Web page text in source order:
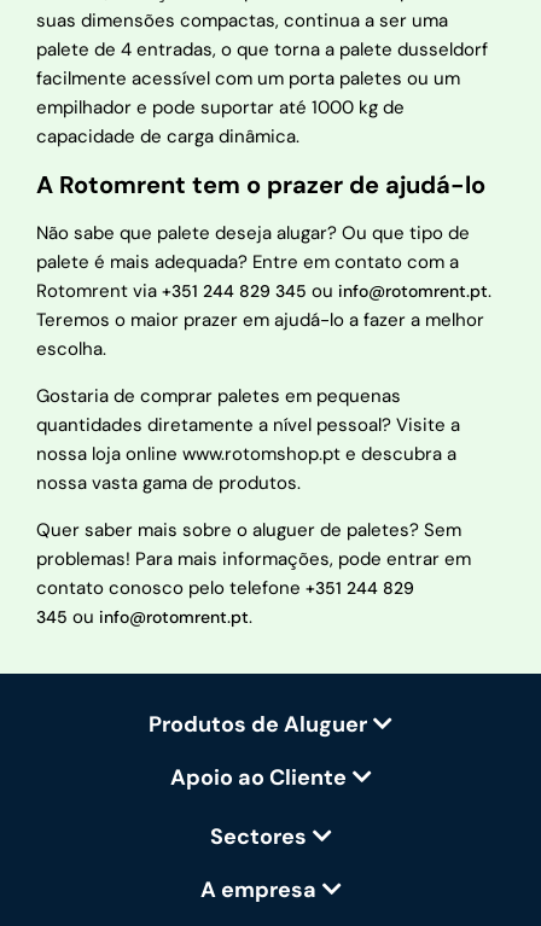
suas dimensões compactas, continua a ser uma
palete de 4 entradas, o que torna a palete dusseldorf
facilmente acessível com um porta paletes ou um
empilhador e pode suportar até 1000 kg de
capacidade de carga dinâmica.
A Rotomrent tem o prazer de ajudá-lo
Não sabe que palete deseja alugar? Ou que tipo de
palete é mais adequada? Entre em contato com a
Rotomrent via +351 244 829 345 ou info@rotomrent.pt.
Teremos o maior prazer em ajudá-lo a fazer a melhor
escolha.
Gostaria de comprar paletes em pequenas
quantidades diretamente a nível pessoal? Visite a
nossa loja online www.rotomshop.pt e descubra a
nossa vasta gama de produtos.
Quer saber mais sobre o aluguer de paletes? Sem
problemas! Para mais informações, pode entrar em
contato conosco pelo telefone +351 244 829
345 ou info@rotomrent.pt.
Produtos de Aluguer
Apoio ao Cliente
Sectores
A empresa